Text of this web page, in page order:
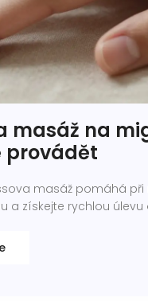
masáž na
provádět
masáž pomáhá
a získejte rychlou úlevu